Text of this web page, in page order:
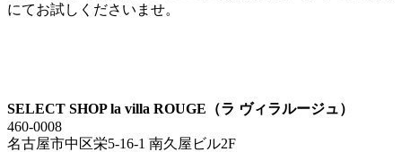
にてお試しくださいませ。
SELECT SHOP la villa ROUGE（ラ ヴィラルージュ）
460-0008
名古屋市中区栄5-16-1 南久屋ビル2F